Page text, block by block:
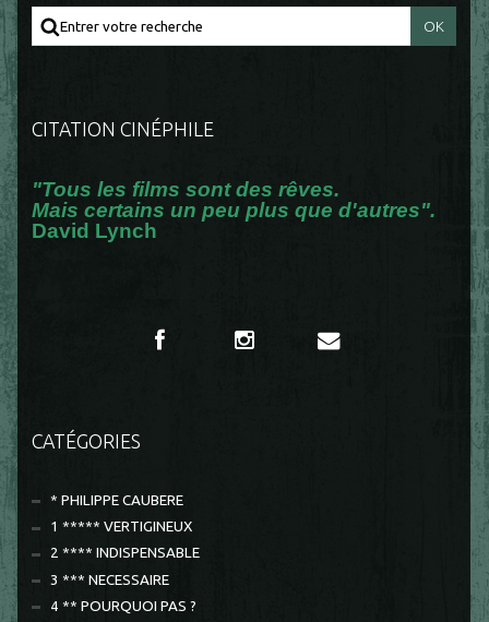
CITATION CINÉPHILE
"Tous les films sont des rêves.
Mais certains un peu plus que d'autres".
David Lynch
CATÉGORIES
* PHILIPPE CAUBERE
1 ***** VERTIGINEUX
2 **** INDISPENSABLE
3 *** NECESSAIRE
4 ** POURQUOI PAS ?